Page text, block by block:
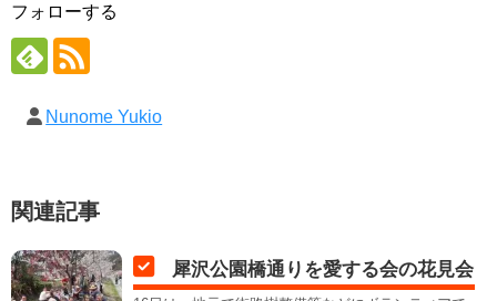
フォローする
Nunome Yukio
関連記事
犀沢公園橋通りを愛する会の花見会